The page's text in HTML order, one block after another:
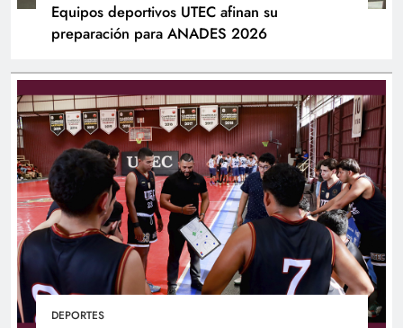
Equipos deportivos UTEC afinan su
preparación para ANADES 2026
DEPORTES